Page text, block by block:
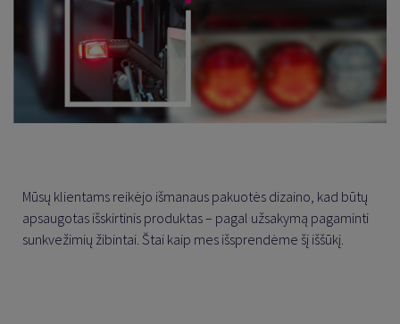
Mūsų klientams reikėjo išmanaus pakuotės dizaino, kad būtų
apsaugotas išskirtinis produktas – pagal užsakymą pagaminti
sunkvežimių žibintai. Štai kaip mes išsprendėme šį iššūkį.